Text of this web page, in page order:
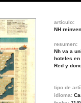
artículo:
NH
resumen:
Nh va a
hoteles
Red y
tipo de
idioma: